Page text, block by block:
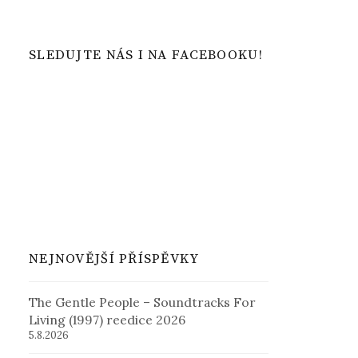
SLEDUJTE NÁS I NA FACEBOOKU!
NEJNOVĚJŠÍ PŘÍSPĚVKY
The Gentle People – Soundtracks For
Living (1997) reedice 2026
5.8.2026